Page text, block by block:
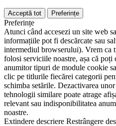
Acceptă tot Preferințe
Preferințe
Atunci când accesezi un site web
informațiile pot fi descărcate sau
intermediul browserului). Vrem ca
folosi serviciile noastre, așa că poți
anumitor tipuri de module cookie
clic pe titlurile fiecărei categorii
schimba setările. Dezactivarea
tehnologii similare poate atrage
relevant sau indisponibilitatea
noastre.
Extindere descriere Restrângere